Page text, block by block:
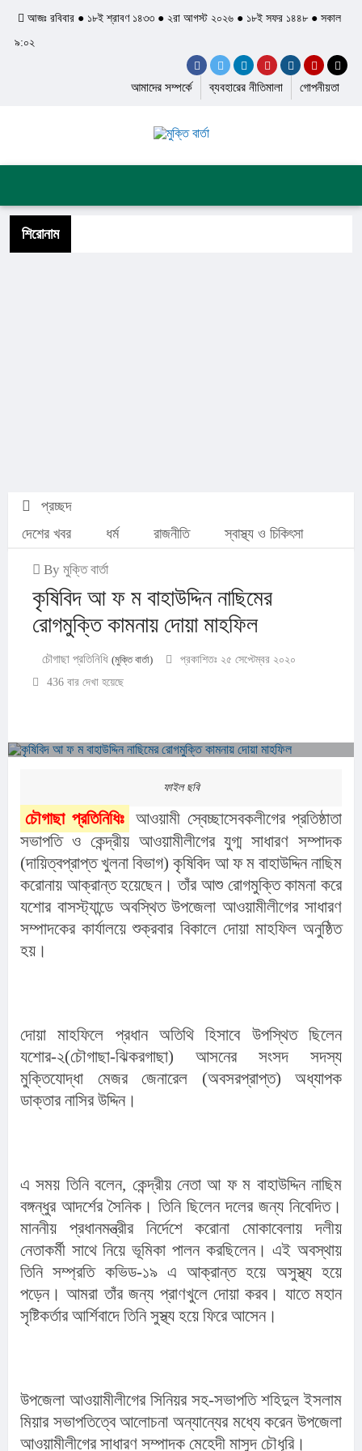
আজঃ রবিবার ● ১৮ই শ্রাবণ ১৪৩৩ ● ২রা আগস্ট ২০২৬ ● ১৮ই সফর ১৪৪৮ ● সকাল
৯:০২
আমাদের সম্পর্কে ব্যবহারের নীতিমালা গোপনীয়তা
অপরাধ
শিরোনাম
প্রচ্ছদ
দেশের খবর
ধর্ম রাজনীতি স্বাস্থ্য ও চিকিৎসা
By মুক্তি বার্তা
কৃষিবিদ আ ফ ম বাহাউদ্দিন নাছিমের
রোগমুক্তি কামনায় দোয়া মাহফিল
চৌগাছা প্রতিনিধি (মুক্তি বার্তা)
প্রকাশিতঃ ২৫ সেপ্টেম্বর ২০২০
436 বার দেখা হয়েছে
ফাইল ছবি
চৌগাছা প্রতিনিধিঃ
আওয়ামী স্বেচ্ছাসেবকলীগের প্রতিষ্ঠাতা
সভাপতি ও কেন্দ্রীয় আওয়ামীলীগের যুগ্ম সাধারণ সম্পাদক
(দায়িত্বপ্রাপ্ত খুলনা বিভাগ) কৃষিবিদ আ ফ ম বাহাউদ্দিন নাছিম
করোনায় আক্রান্ত হয়েছেন। তাঁর আশু রোগমুক্তি কামনা করে
যশোর বাসস্ট্যান্ডে অবস্থিত উপজেলা আওয়ামীলীগের সাধারণ
সম্পাদকের কার্যালয়ে শুক্রবার বিকালে দোয়া মাহফিল অনুষ্ঠিত
হয়।
দোয়া মাহফিলে প্রধান অতিথি হিসাবে উপস্থিত ছিলেন
যশোর-২(চৌগাছা-ঝিকরগাছা) আসনের সংসদ সদস্য
মুক্তিযোদ্ধা মেজর জেনারেল (অবসরপ্রাপ্ত) অধ্যাপক
ডাক্তার নাসির উদ্দিন।
এ সময় তিনি বলেন, কেন্দ্রীয় নেতা আ ফ ম বাহাউদ্দিন নাছিম
বঙ্গন্ধুর আদর্শের সৈনিক। তিনি ছিলেন দলের জন্য নিবেদিত।
মাননীয় প্রধানমন্ত্রীর নির্দেশে করোনা মোকাবেলায় দলীয়
নেতাকর্মী সাথে নিয়ে ভূমিকা পালন করছিলেন। এই অবস্থায়
তিনি সম্প্রতি কভিড-১৯ এ আক্রান্ত হয়ে অসুস্থ্য হয়ে
পড়েন। আমরা তাঁর জন্য প্রাণখুলে দোয়া করব। যাতে মহান
সৃষ্টিকর্তার আর্শিবাদে তিনি সুস্থ্য হয়ে ফিরে আসেন।
উপজেলা আওয়ামীলীগের সিনিয়র সহ-সভাপতি শহিদুল ইসলাম
মিয়ার সভাপতিত্বে আলোচনা অন্যান্যের মধ্যে করেন উপজেলা
আওয়ামীলীগের সাধারণ সম্পাদক মেহেদী মাসুদ চৌধূরি।